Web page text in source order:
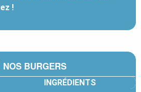
!
NOS BURGERS
INGRÉDIENTS